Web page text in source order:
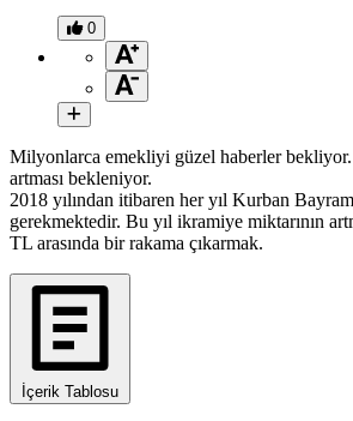
0
Milyonlarca emekliyi güzel haberler bekliyor.
artması bekleniyor.
2018 yılından itibaren her yıl Kurban
gerekmektedir. Bu yıl ikramiye miktarının
TL arasında bir rakama çıkarmak.
İçerik Tablosu